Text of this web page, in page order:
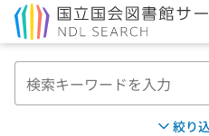
絞り